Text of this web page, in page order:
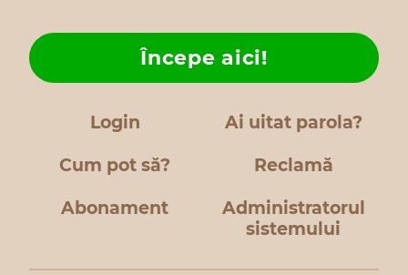
Login Ai uitat parola?
Cum pot să?
Începe aici!
Reclamă
Abonament
Administratorul
sistemului